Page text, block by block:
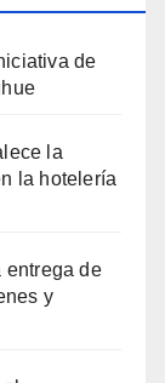
de
la
la hotelería
entrega de
y